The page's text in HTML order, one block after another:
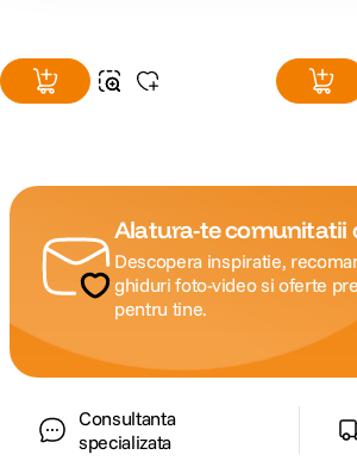
Alatura-te comunitatii
Descopera inspiratie,
ghiduri foto-video si oferte
pentru tine.
Consultanta
specializata